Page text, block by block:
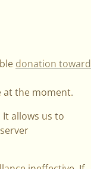
donation toward
at the moment.
allows us to